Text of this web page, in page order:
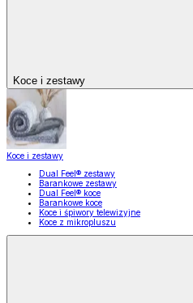
Koce i zestawy
Koce i zestawy
Dual Feel® zestawy
Barankowe zestawy
Dual Feel® koce
Barankowe koce
Koce i śpiwory telewizyjne
Koce z mikropluszu